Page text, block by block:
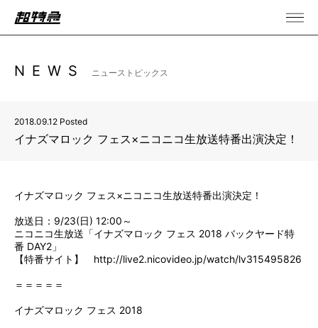
NEWS ニューストピックス
2018.09.12 Posted
イナズマロック フェス×ニコニコ生放送特番出演決定！
イナズマロック フェス×ニコニコ生放送特番出演決定！
放送日：9/23(日) 12:00～
ニコニコ生放送「イナズマロック フェス 2018 バックヤード特
番 DAY2」
【特番サイト】 http://live2.nicovideo.jp/watch/lv315495826
＝＝＝＝＝
イナズマロック フェス 2018